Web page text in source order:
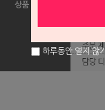
하루동안 열지 않기